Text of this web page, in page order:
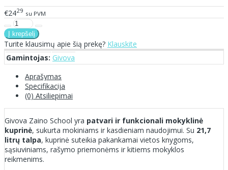
€2429 su PVM
Turite klausimų apie šią prekę? Klauskite
Gamintojas: Givova
Aprašymas
Specifikacija
(0) Atsiliepimai
Givova Zaino School yra patvari ir funkcionali mokyklinė
kuprinė, sukurta mokiniams ir kasdieniam naudojimui. Su 21,7
litrų talpa, kuprinė suteikia pakankamai vietos knygoms,
sąsiuviniams, rašymo priemonėms ir kitiems mokyklos
reikmenims.